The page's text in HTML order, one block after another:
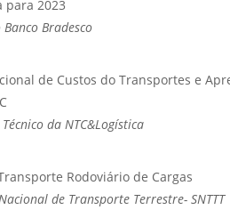
para 2023
Bradesco
de Custos do Transportes e
da NTC&Logística
Rodoviário de Cargas
de Transporte Terrestre- SNTTT